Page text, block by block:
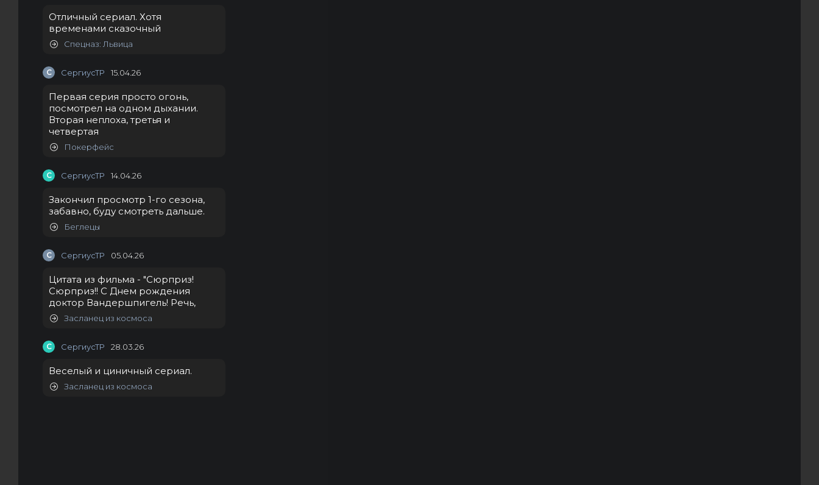
Отличный сериал. Хотя
временами сказочный
Спецназ: Львица
С СергиусТР 15.04.26
Первая серия просто огонь,
посмотрел на одном дыхании.
Вторая неплоха, третья и
четвертая
Покерфейс
С СергиусТР 14.04.26
Закончил просмотр 1-го сезона,
забавно, буду смотреть дальше.
Беглецы
С СергиусТР 05.04.26
Цитата из фильма - "Сюрприз!
Сюрприз!! С Днем рождения
доктор Вандершпигель! Речь,
Засланец из космоса
С СергиусТР 28.03.26
Веселый и циничный сериал.
Засланец из космоса